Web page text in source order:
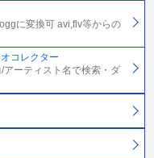
に変換可 avi,flv等からの
コレクター
ーティスト名で検索・ダ